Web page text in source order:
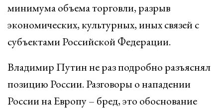
минимума объема торговли, разрыв
экономических, культурных, иных связей с
субъектами Российской Федерации.
Владимир Путин не раз подробно разъяснял
позицию России. Разговоры о нападении
России на Европу – бред, это обоснование